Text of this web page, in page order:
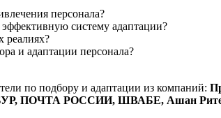
персонала?
систему адаптации?
реалиях?
и адаптации персонала?
по подбору и адаптации из компаний:
ПОЧТА РОССИИ, ШВАБЕ, Ашан